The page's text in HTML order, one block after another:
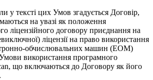
у тексті цих Умов згадується Договір,
на увазі як положення
ліцензійного договору приєднання на
ліцензії на право використання
обчислювальних машин (ЕОМ)
Умови використання програмного
що включаються до Договору як його